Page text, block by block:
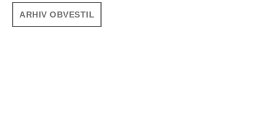
ARHIV OBVESTIL